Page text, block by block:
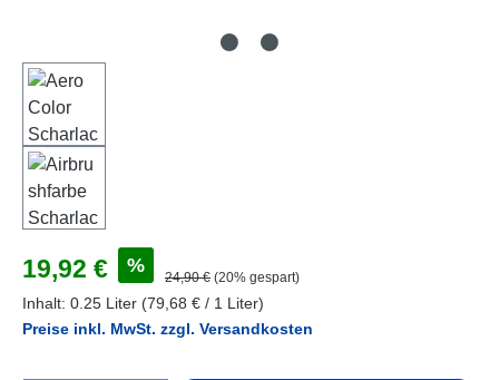
Verkaufspreis:
19,92 € % Regulärer Preis:
24,90 € (20% gespart)
Inhalt: 0.25 Liter (79,68 € / 1 Liter)
Preise inkl. MwSt. zzgl. Versandkosten